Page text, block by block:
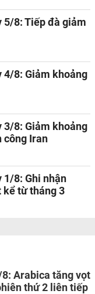
5/8: Tiếp đà giảm
4/8: Giảm khoảng
3/8: Giảm khoảng
công Iran
1/8: Ghi nhận
kể từ tháng 3
Arabica tăng vọt
thứ 2 liên tiếp